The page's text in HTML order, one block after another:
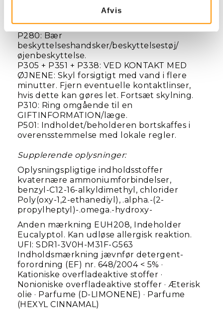
Afvis
P264: Vask hænder og eksponeret hud
grundigt efter brug.
P273: Undgå udledning til miljøet.
P280: Bær
beskyttelseshandsker/beskyttelsestøj/
øjenbeskyttelse.
P305 + P351 + P338: VED KONTAKT MED
ØJNENE: Skyl forsigtigt med vand i flere
minutter. Fjern eventuelle kontaktlinser,
hvis dette kan gøres let. Fortsæt skylning.
P310: Ring omgående til en
GIFTINFORMATION/læge.
P501: Indholdet/beholderen bortskaffes i
overensstemmelse med lokale regler.
Supplerende oplysninger:
Oplysningspligtige indholdsstoffer
kvaternære ammoniumforbindelser,
benzyl-C12-16-alkyldimethyl, chlorider
Poly(oxy-1,2-ethanediyl), .alpha.-(2-
propylheptyl)-.omega.-hydroxy-
Anden mærkning EUH208, Indeholder
Eucalyptol. Kan udløse allergisk reaktion.
UFI: SDR1-3V0H-M31F-G563
Indholdsmærkning jævnfør detergent-
forordning (EF) nr. 648/2004 < 5% ·
Kationiske overfladeaktive stoffer ·
Nonioniske overfladeaktive stoffer · Æterisk
olie · Parfume (D-LIMONENE) · Parfume
(HEXYL CINNAMAL)